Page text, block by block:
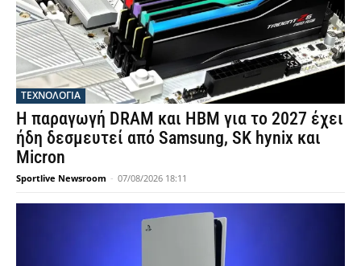
ΤΕΧΝΟΛΟΓΙΑ
Η παραγωγή DRAM και HBM για το 2027 έχει
ήδη δεσμευτεί από Samsung, SK hynix και
Micron
Sportlive Newsroom - 07/08/2026 18:11